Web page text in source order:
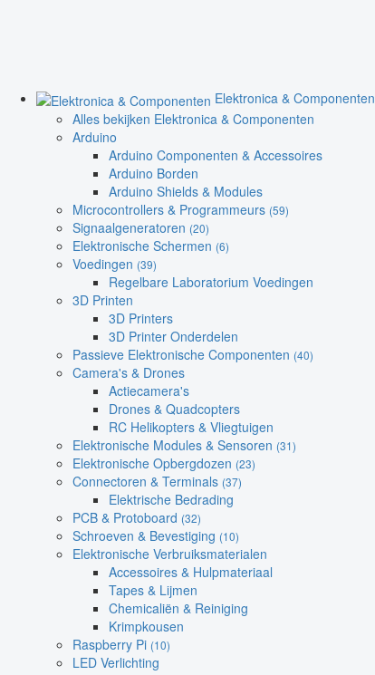
Elektronica & Componenten
Alles bekijken Elektronica & Componenten
Arduino
Arduino Componenten & Accessoires
Arduino Borden
Arduino Shields & Modules
Microcontrollers & Programmeurs (59)
Signaalgeneratoren (20)
Elektronische Schermen (6)
Voedingen (39)
Regelbare Laboratorium Voedingen
3D Printen
3D Printers
3D Printer Onderdelen
Passieve Elektronische Componenten (40)
Camera's & Drones
Actiecamera's
Drones & Quadcopters
RC Helikopters & Vliegtuigen
Elektronische Modules & Sensoren (31)
Elektronische Opbergdozen (23)
Connectoren & Terminals (37)
Elektrische Bedrading
PCB & Protoboard (32)
Schroeven & Bevestiging (10)
Elektronische Verbruiksmaterialen
Accessoires & Hulpmateriaal
Tapes & Lijmen
Chemicaliën & Reiniging
Krimpkousen
Raspberry Pi (10)
LED Verlichting